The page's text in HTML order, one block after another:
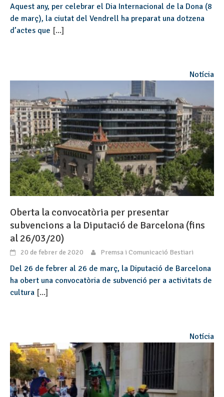
Aquest any, per celebrar el Dia Internacional de la Dona (8
de març), la ciutat del Vendrell ha preparat una dotzena
d’actes que [...]
Notícia
Oberta la convocatòria per presentar
subvencions a la Diputació de Barcelona (fins
al 26/03/20)
20 de febrer de 2020 Premsa i Comunicació Bestiari
Del 26 de febrer al 26 de març, la Diputació de Barcelona
ha obert una convocatòria de subvenció per a activitats de
cultura [...]
Notícia